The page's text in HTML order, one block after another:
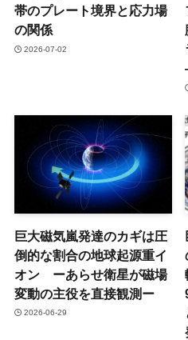
帯のプレート境界と応力場
の関係
2026-07-02
巨大磁気嵐発達のカギは圧
倒的な割合の地球起源重イ
オン ーあらせ衛星が磁場
変動の主役を直接観測ー
2026-06-29